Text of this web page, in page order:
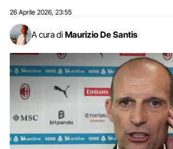
26 Aprile 2026 23:55
A cura di Maurizio De Santis